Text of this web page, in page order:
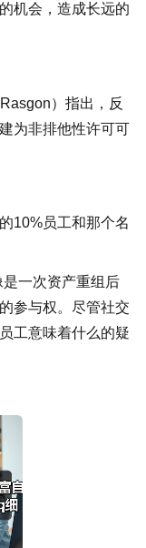
机会，造成长远的
）指出，反
为非排他性许可可
10%员工和那个名
一次资产重组后
参与权。尽管社交
工意味着什么的疑